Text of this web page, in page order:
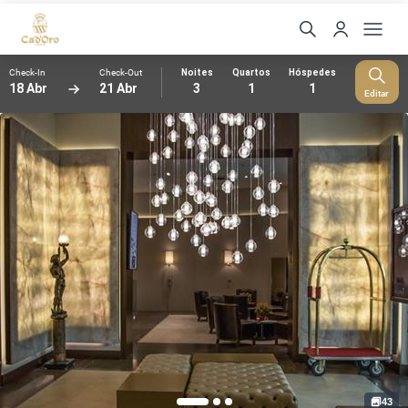
Check-In
18 Abr
Check-Out
21 Abr
Noites
3
Quartos
1
Hóspedes
1 Editar
43